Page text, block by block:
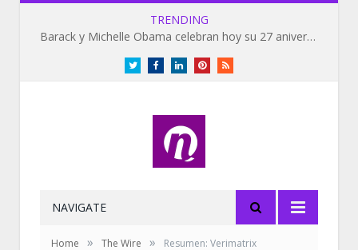
TRENDING
Barack y Michelle Obama celebran hoy su 27 aniversario de bodas
TwitterFacebookLinkedInPinterestRSS
NAVIGATE
Home » The Wire »
Resumen: Verimatrix